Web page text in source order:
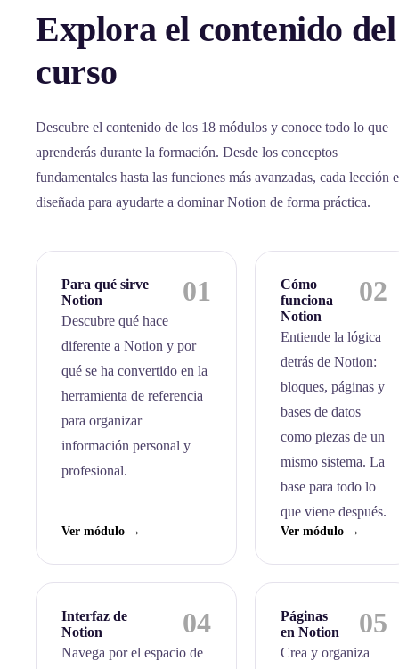
Explora el contenido del
curso
Descubre el contenido de los 18 módulos y conoce todo lo que
aprenderás durante la formación. Desde los conceptos
fundamentales hasta las funciones más avanzadas, cada lección
diseñada para ayudarte a dominar Notion de forma práctica.
Para qué sirve
Notion
01
Descubre qué hace
diferente a Notion y por
qué se ha convertido en la
herramienta de referencia
para organizar
información personal y
profesional.
Ver módulo →
Cómo
funciona
Notion
02
Entiende la lógica
detrás de Notion:
bloques, páginas y
bases de datos
como piezas de un
mismo sistema. La
base para todo lo
que viene después.
Ver módulo →
Interfaz de
Notion
04
Navega por el espacio de
Páginas
en Notion
05
Crea y organiza